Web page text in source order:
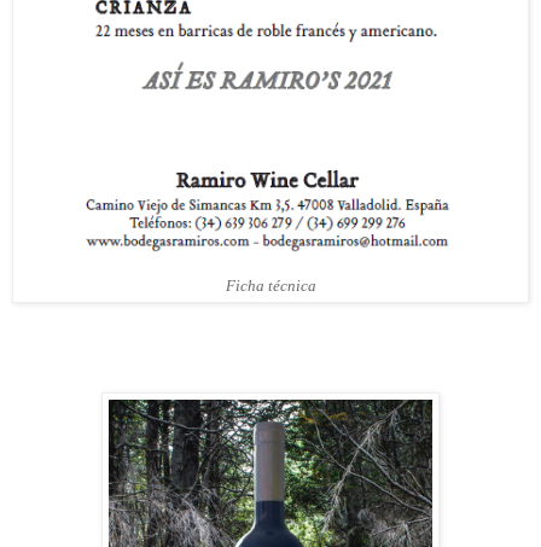
Ficha técnica